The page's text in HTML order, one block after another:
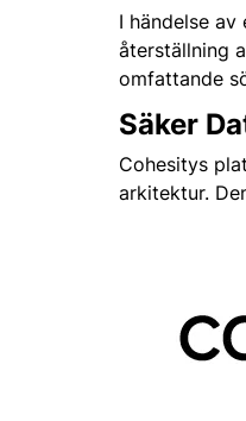
I händelse
återställning
omfattande
Säker
Cohesitys
arkitektur.